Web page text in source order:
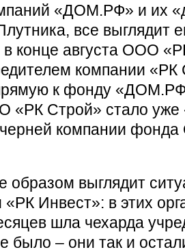
«ДОМ.РФ» и их
все выглядит
в конце августа ООО
компании
к фонду
«РК Строй» стало
компании
выглядит
Инвест»: в этих
шла чехарда
было – они так и